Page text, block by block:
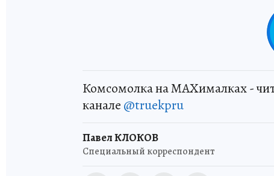
Комсомолка на MAXималках -
канале @truekpru
Павел КЛОКОВ
Специальный корреспондент